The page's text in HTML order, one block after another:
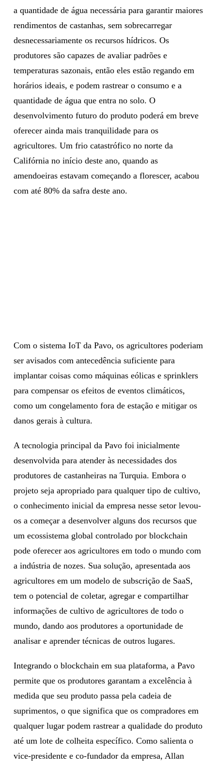
a quantidade de água necessária para garantir maiores
rendimentos de castanhas, sem sobrecarregar
desnecessariamente os recursos hídricos. Os
produtores são capazes de avaliar padrões e
temperaturas sazonais, então eles estão regando em
horários ideais, e podem rastrear o consumo e a
quantidade de água que entra no solo. O
desenvolvimento futuro do produto poderá em breve
oferecer ainda mais tranquilidade para os
agricultores. Um frio catastrófico no norte da
Califórnia no início deste ano, quando as
amendoeiras estavam começando a florescer, acabou
com até 80% da safra deste ano.
Com o sistema IoT da Pavo, os agricultores poderiam
ser avisados ​​com antecedência suficiente para
implantar coisas como máquinas eólicas e sprinklers
para compensar os efeitos de eventos climáticos,
como um congelamento fora de estação e mitigar os
danos gerais à cultura.
A tecnologia principal da Pavo foi inicialmente
desenvolvida para atender às necessidades dos
produtores de castanheiras na Turquia. Embora o
projeto seja apropriado para qualquer tipo de cultivo,
o conhecimento inicial da empresa nesse setor levou-
os a começar a desenvolver alguns dos recursos que
um ecossistema global controlado por blockchain
pode oferecer aos agricultores em todo o mundo com
a indústria de nozes. Sua solução, apresentada aos
agricultores em um modelo de subscrição de SaaS,
tem o potencial de coletar, agregar e compartilhar
informações de cultivo de agricultores de todo o
mundo, dando aos produtores a oportunidade de
analisar e aprender técnicas de outros lugares.
Integrando o blockchain em sua plataforma, a Pavo
permite que os produtores garantam a excelência à
medida que seu produto passa pela cadeia de
suprimentos, o que significa que os compradores em
qualquer lugar podem rastrear a qualidade do produto
até um lote de colheita específico. Como salienta o
vice-presidente e co-fundador da empresa, Allan